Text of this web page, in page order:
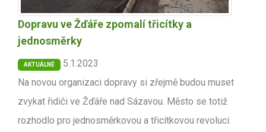
Dopravu ve Žďáře zpomalí třicítky a
jednosměrky
AKTUÁLNĚ
5.1.2023
Na novou organizaci dopravy si zřejmě budou muset
zvykat řidiči ve Žďáře nad Sázavou. Město se totiž
rozhodlo pro jednosměrkovou a třicítkovou revoluci.